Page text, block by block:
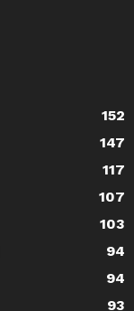
152
147
117
107
103
94
94
93